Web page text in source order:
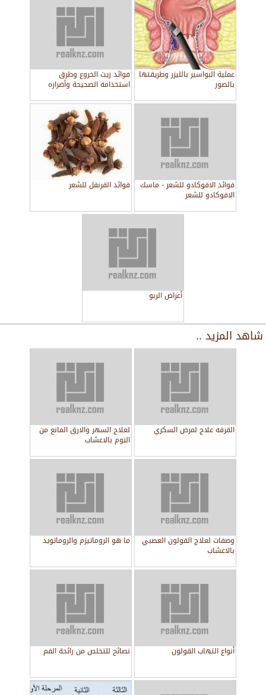
عملية البواسير بالليزر وطريقتها
بالصور
فوائد زيت الخروع وطرق
استخدامه الصحيحة وأضراره
فوائد الافوكادو للشعر - ماسك
الافوكادو للشعر
فوائد القرنفل للشعر
أعراض الربو
شاهد المزيد ..
القرفه علاج لمرض السكري لعلاج السهر والارق المانع من
النوم بالاعشاب
وصفات لعلاج القولون العصبي
بالاعشاب
ما هو الروماتيزم والروماتويد
أنواع التهاب القولون نصائح للتخلص من رائحة الفم